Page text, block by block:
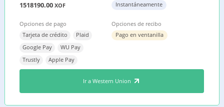
1518190.00 XOF
Instantáneamente
Opciones de pago
Tarjeta de crédito
Plaid
Google Pay
WU Pay
Trustly
Apple Pay
Opciones de recibo
Pago en ventanilla
Ir a Western Union